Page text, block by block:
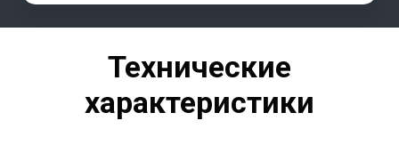
Технические
характеристики